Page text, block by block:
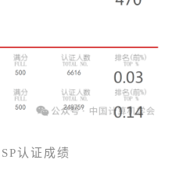
认证成绩